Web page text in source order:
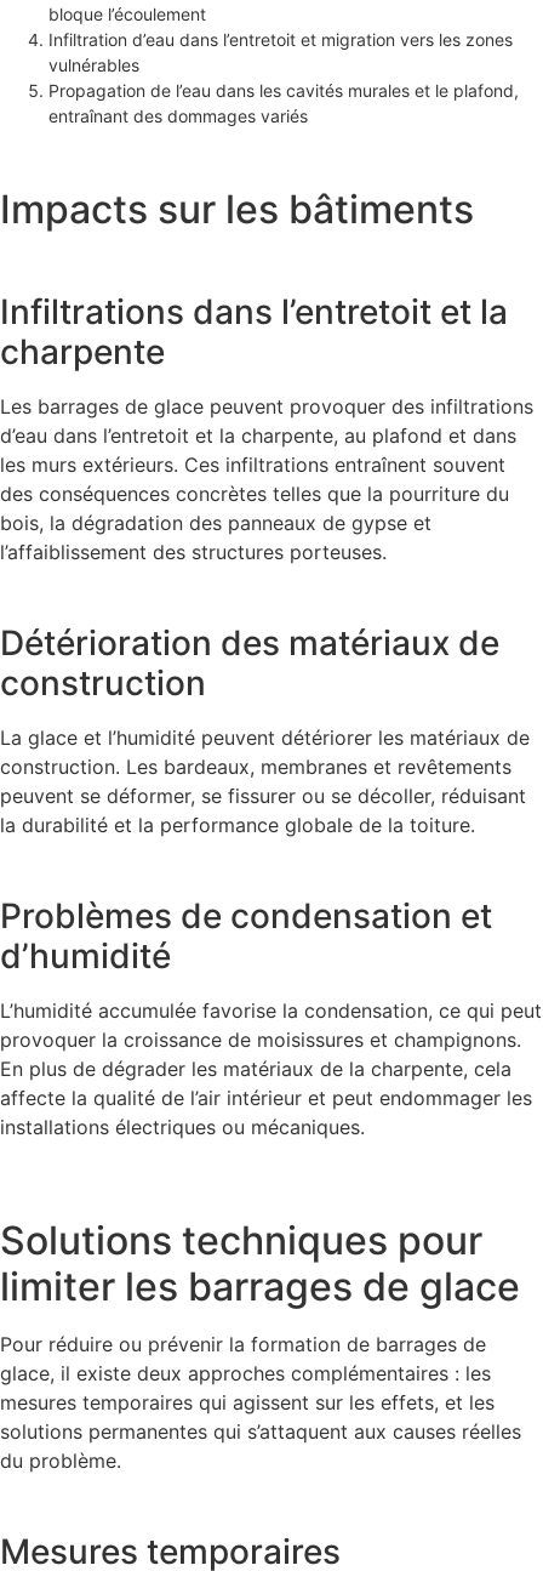
bloque l’écoulement
Infiltration d’eau dans l’entretoit et migration vers les zones
vulnérables
Propagation de l’eau dans les cavités murales et le plafond,
entraînant des dommages variés
Impacts sur les bâtiments
Infiltrations dans l’entretoit et la
charpente
Les barrages de glace peuvent provoquer des infiltrations
d’eau dans l’entretoit et la charpente, au plafond et dans
les murs extérieurs. Ces infiltrations entraînent souvent
des conséquences concrètes telles que la pourriture du
bois, la dégradation des panneaux de gypse et
l’affaiblissement des structures porteuses.
Détérioration des matériaux de
construction
La glace et l’humidité peuvent détériorer les matériaux de
construction. Les bardeaux, membranes et revêtements
peuvent se déformer, se fissurer ou se décoller, réduisant
la durabilité et la performance globale de la toiture.
Problèmes de condensation et
d’humidité
L’humidité accumulée favorise la condensation, ce qui peut
provoquer la croissance de moisissures et champignons.
En plus de dégrader les matériaux de la charpente, cela
affecte la qualité de l’air intérieur et peut endommager les
installations électriques ou mécaniques.
Solutions techniques pour
limiter les barrages de glace
Pour réduire ou prévenir la formation de barrages de
glace, il existe deux approches complémentaires : les
mesures temporaires qui agissent sur les effets, et les
solutions permanentes qui s’attaquent aux causes réelles
du problème.
Mesures temporaires